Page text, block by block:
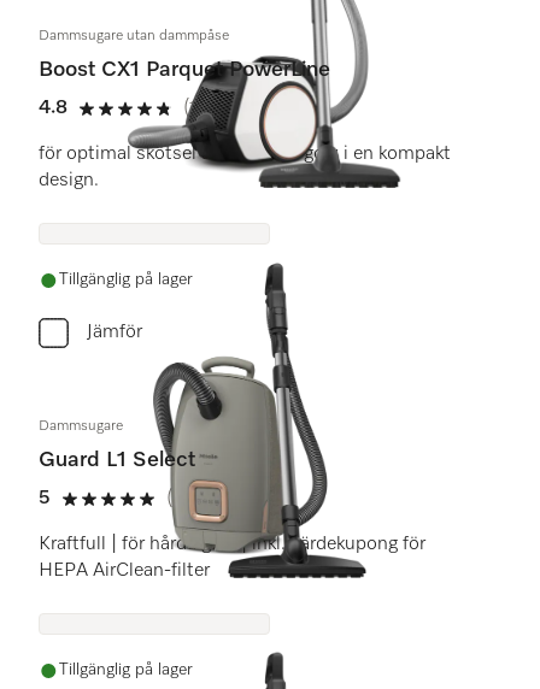
Dammsugare utan dammpåse
Boost CX1 Parquet PowerLine
4.8
4.8 stars out of 5
(10 recensioner)
för optimal skötsel av ömtåliga golv i en kompakt
design.
Tillgänglig på lager
Jämför
Dammsugare
Guard L1 Select
5
5 stars out of 5
(4 recensioner)
Kraftfull | för hårda golv | inkl. värdekupong för
HEPA AirClean-filter
Tillgänglig på lager